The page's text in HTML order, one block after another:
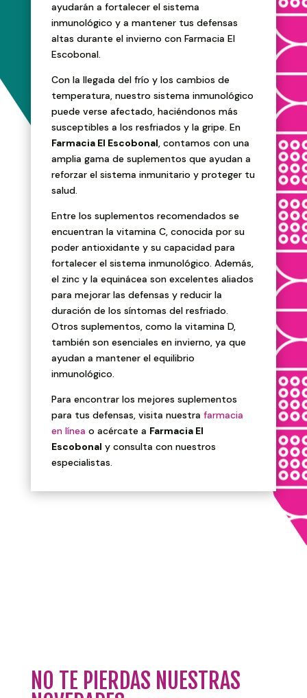
ayudarán a fortalecer el sistema
inmunológico y a mantener tus defensas
altas durante el invierno con Farmacia El
Escobonal.
Con la llegada del frío y los cambios de
temperatura, nuestro sistema inmunológico
puede verse afectado, haciéndonos más
susceptibles a los resfriados y la gripe. En
Farmacia El Escobonal, contamos con una
amplia gama de suplementos que ayudan a
reforzar el sistema inmunitario y proteger tu
salud.
Entre los suplementos recomendados se
encuentran la vitamina C, conocida por su
poder antioxidante y su capacidad para
fortalecer el sistema inmunológico. Además,
el zinc y la equinácea son excelentes aliados
para mejorar las defensas y reducir la
duración de los síntomas del resfriado.
Otros suplementos, como la vitamina D,
también son esenciales en invierno, ya que
ayudan a mantener el equilibrio
inmunológico.
Para encontrar los mejores suplementos
para tus defensas, visita nuestra farmacia
en línea o acércate a Farmacia El
Escobonal y consulta con nuestros
especialistas.
NO TE PIERDAS NUESTRAS